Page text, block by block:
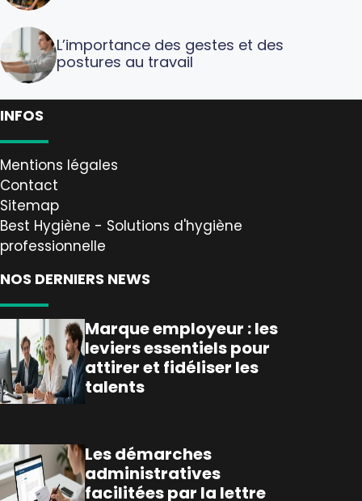
L’importance des gestes et des
postures au travail
INFOS
Mentions légales
Contact
Sitemap
Best Hygiène - Solutions d'hygiène
professionnelle
NOS DERNIERS NEWS
Marque employeur : les
leviers essentiels pour
attirer et fidéliser les
talents
Les démarches
administratives
facilitées par la lettre